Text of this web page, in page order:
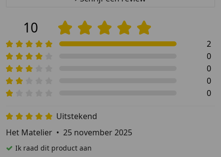
10
2
0
0
0
0
Uitstekend
Het Matelier • 25 november 2025
Ik raad dit product aan